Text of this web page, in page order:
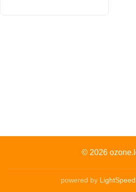
© 2026
powered by LightSpeed